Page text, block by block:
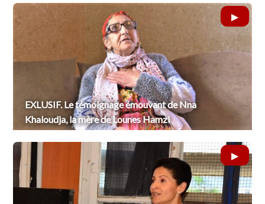
EXLUSIF. Le témoignage émouvant de Nna
Khaloudja, la mère de Lounes Hamzi